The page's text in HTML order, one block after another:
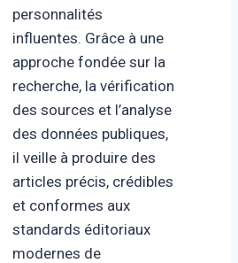
personnalités
influentes. Grâce à une
approche fondée sur la
recherche, la vérification
des sources et l’analyse
des données publiques,
il veille à produire des
articles précis, crédibles
et conformes aux
standards éditoriaux
modernes de